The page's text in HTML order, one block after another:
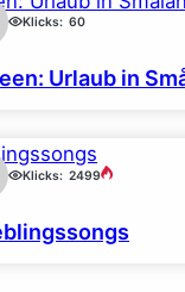
Klicks: 60
Urlaub in
Klicks: 2499